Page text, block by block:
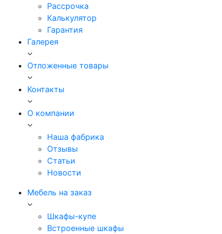
Рассрочка
Калькулятор
Гарантия
Галерея
Отложенные товары
Контакты
О компании
Наша фабрика
Отзывы
Статьи
Новости
Мебель на заказ
Шкафы-купе
Встроенные шкафы